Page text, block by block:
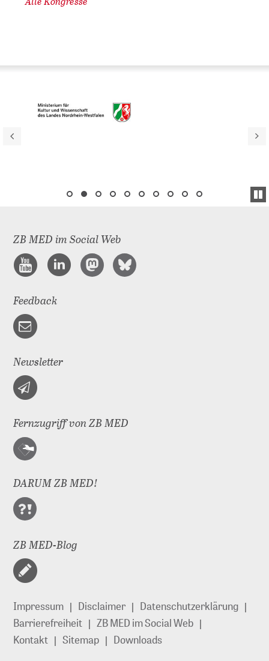
ZB MED im Social Web
Feedback
Newsletter
Fernzugriff von ZB MED
DARUM ZB MED!
ZB MED-Blog
Impressum Disclaimer
Datenschutzerklärung
Barrierefreiheit
ZB MED im Social Web
Kontakt
Sitemap
Downloads